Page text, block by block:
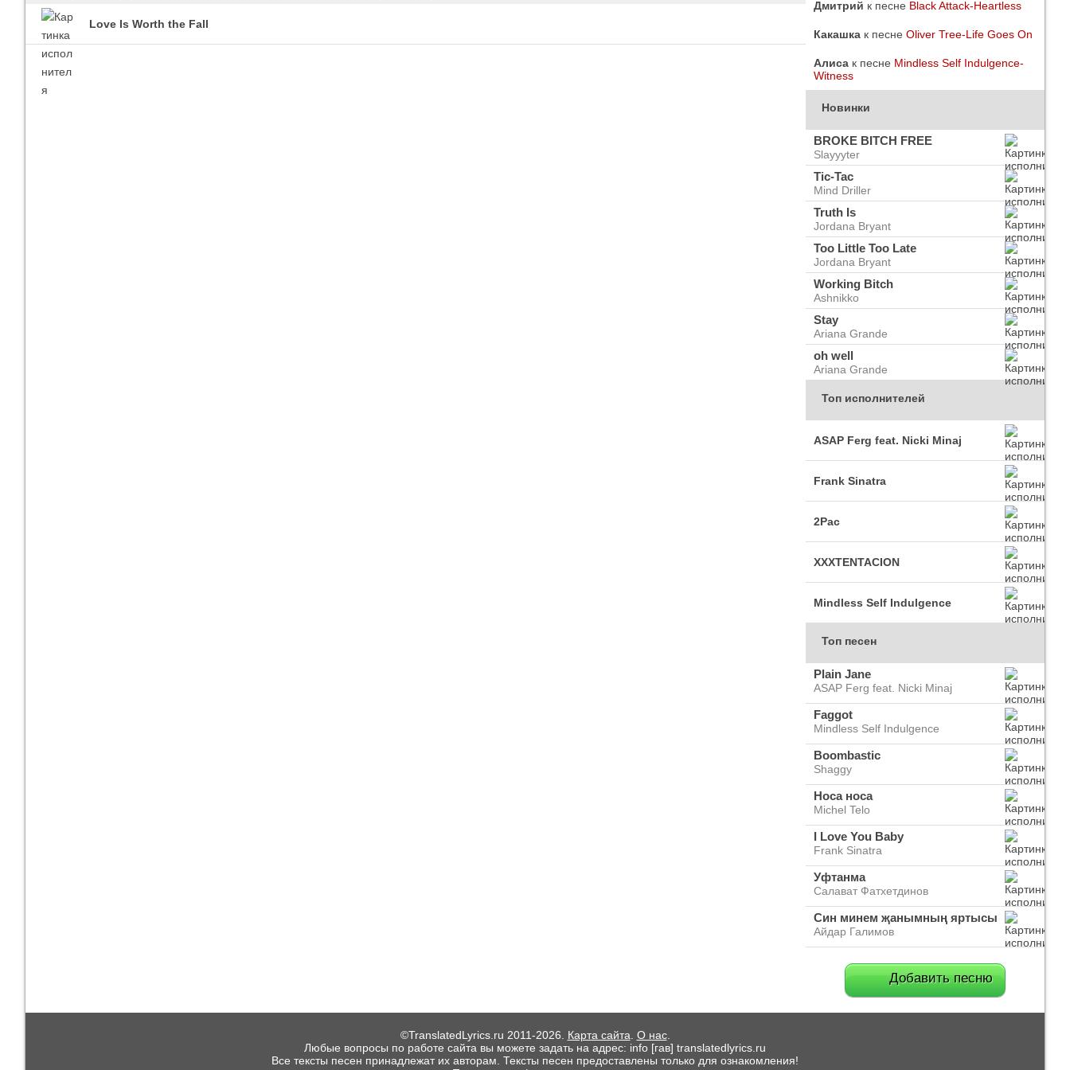
Love Is Worth the Fall
Дмитрий к песне Black Attack-Heartless
Какашка к песне Oliver Tree-Life Goes On
Алиса к песне Mindless Self Indulgence-
Witness
Новинки
BROKE BITCH FREE
Slayyyter
Tic-Tac
Mind Driller
Truth Is
Jordana Bryant
Too Little Too Late
Jordana Bryant
Working Bitch
Ashnikko
Stay
Ariana Grande
oh well
Ariana Grande
Топ исполнителей
ASAP Ferg feat. Nicki Minaj
Frank Sinatra
2Pac
XXXTENTACION
Mindless Self Indulgence
Топ песен
Plain Jane
ASAP Ferg feat. Nicki Minaj
Faggot
Mindless Self Indulgence
Boombastic
Shaggy
Носа носа
Michel Telo
I Love You Baby
Frank Sinatra
Уфтанма
Салават Фатхетдинов
Син минем җанымның яртысы
Айдар Галимов
Добавить песню
©TranslatedLyrics.ru 2011-2026. Карта сайта О нас.
Любые вопросы по работе сайта вы можете задать на адрес: info [гав] translatedlyrics.ru
Все тексты песен принадлежат их авторам. Тексты песен предоставлены только для ознакомления!